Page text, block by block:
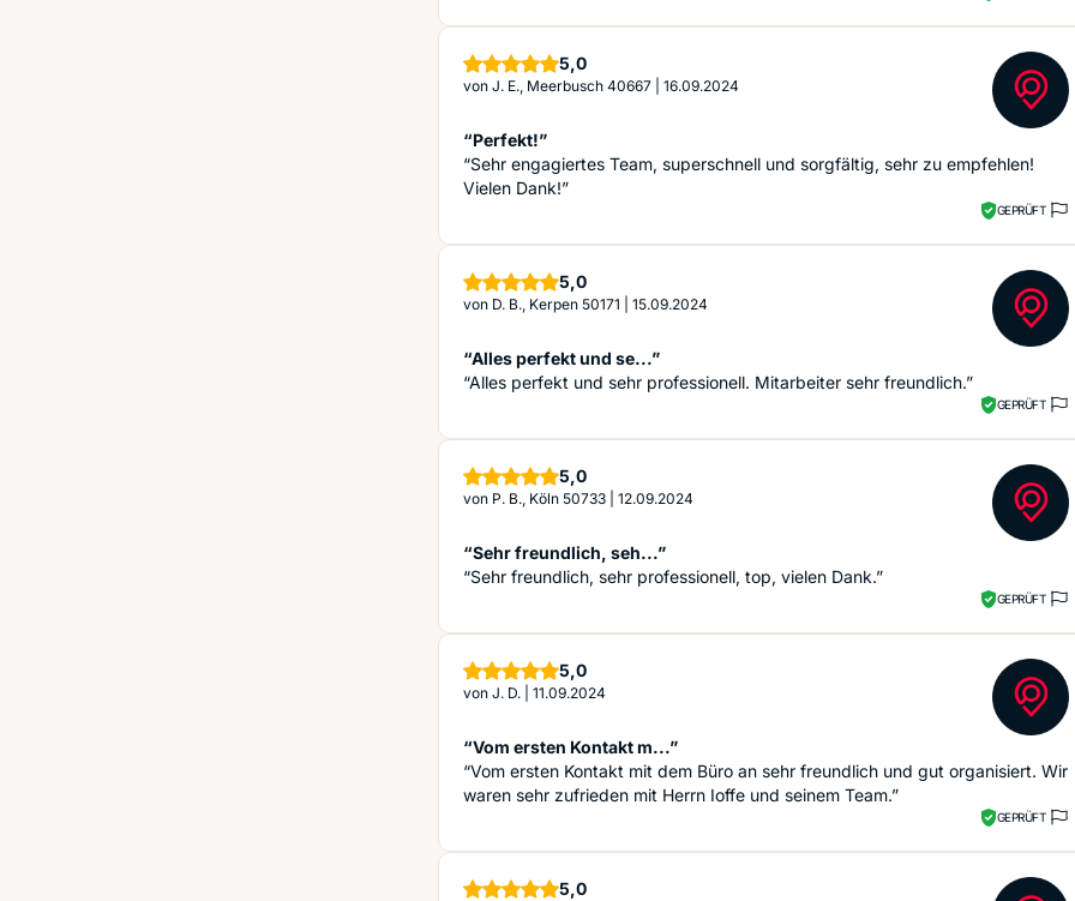
5,0Sterne
von J. E., Meerbusch 40667 16.09.2024
“Perfekt!”
“Sehr engagiertes Team, superschnell und sorgfältig, sehr zu empfehlen!
Vielen Dank!”
GEPRÜFT
5,0Sterne
von D. B., Kerpen 50171 15.09.2024
“Alles perfekt und se...”
“Alles perfekt und sehr professionell. Mitarbeiter sehr freundlich.”
GEPRÜFT
5,0Sterne
von P. B., Köln 50733 12.09.2024
“Sehr freundlich, seh...”
“Sehr freundlich, sehr professionell, top, vielen Dank.”
GEPRÜFT
5,0Sterne
von J. D. 11.09.2024
“Vom ersten Kontakt m...”
“Vom ersten Kontakt mit dem Büro an sehr freundlich und gut organisiert. Wir
waren sehr zufrieden mit Herrn Ioffe und seinem Team.”
GEPRÜFT
5,0Sterne